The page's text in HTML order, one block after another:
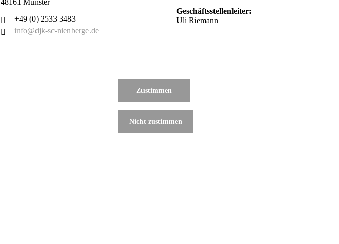
48161 Münster
+49 (0) 2533 3483
info@djk-sc-nienberge.de
Geschäftsstellenleiter:
Uli Riemann
Zustimmen
Nicht zustimmen